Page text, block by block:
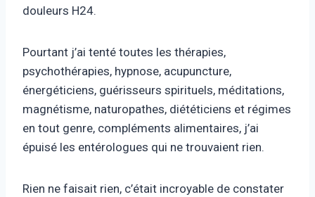
douleurs H24.
Pourtant j’ai tenté toutes les thérapies,
psychothérapies, hypnose, acupuncture,
énergéticiens, guérisseurs spirituels, méditations,
magnétisme, naturopathes, diététiciens et régimes
en tout genre, compléments alimentaires, j’ai
épuisé les entérologues qui ne trouvaient rien.
Rien ne faisait rien, c’était incroyable de constater